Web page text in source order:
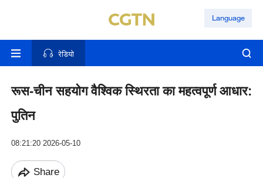
Language
रेडियो
रूस-चीन सहयोग वैश्विक स्थिरता का महत्वपूर्ण आधार:
पुतिन
08:21:20 2026-05-10
Share